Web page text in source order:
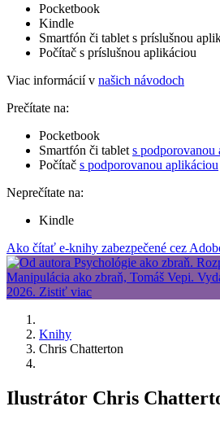
Pocketbook
Kindle
Smartfón či tablet s príslušnou
Počítač s príslušnou aplikáciou
Viac informácií v našich návodoch
Prečítate na:
Pocketbook
Smartfón či tablet s podporovanou
Počítač s podporovanou aplikáciou
Neprečítate na:
Kindle
Ako čítať e-knihy zabezpečené cez
Knihy
Chris Chatterton
Ilustrátor Chris